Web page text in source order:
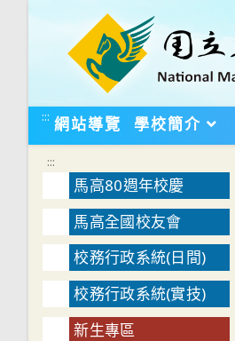
::: 網站導覽 學校簡介
:::
馬高80週年校慶
馬高全國校友會
校務行政系統(日間)
校務行政系統(實技)
新生專區